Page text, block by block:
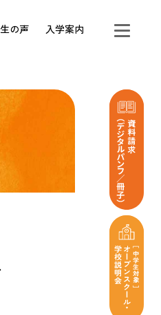
の声 入学案内